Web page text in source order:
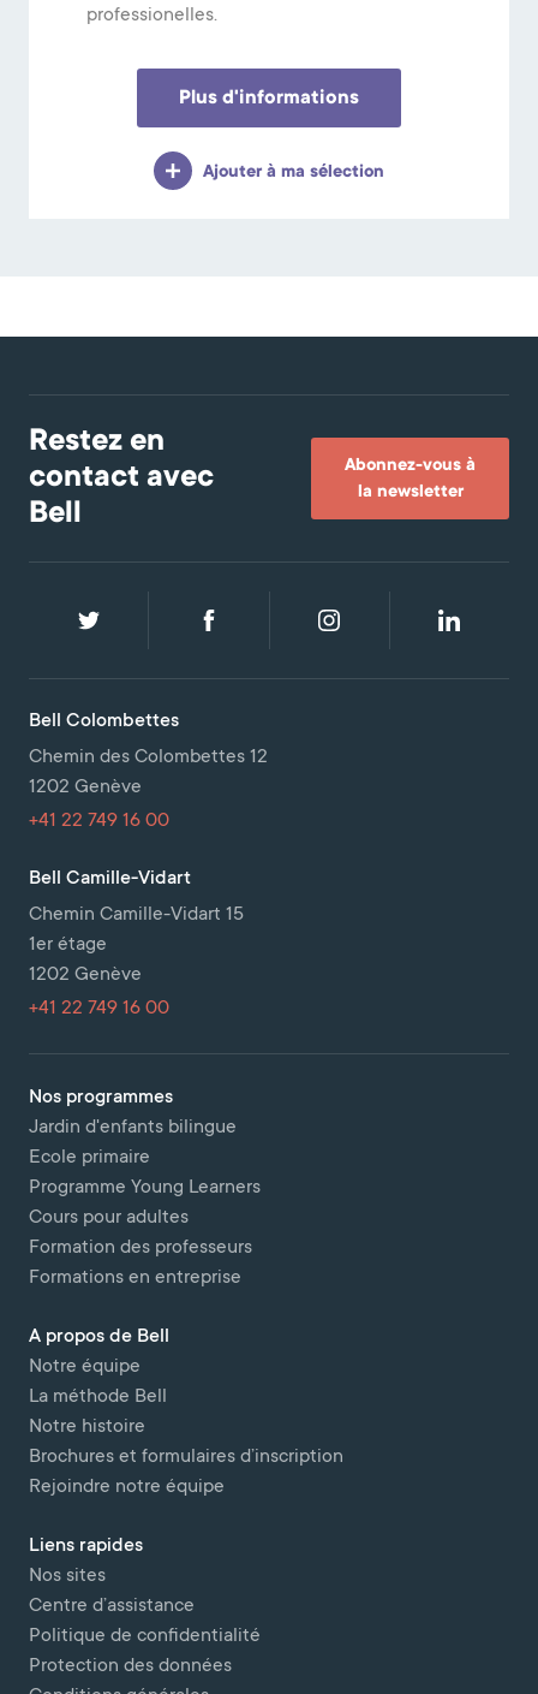
professionelles.
Plus d'informations
Ajouter à ma sélection
Restez en
contact avec
Bell
Abonnez-vous à
la newsletter
Nos programmes
Jardin d'enfants bilingue
Ecole primaire
Programme Young Learners
Cours pour adultes
Formation des professeurs
Formations en entreprise
A propos de Bell
Notre équipe
La méthode Bell
Notre histoire
Brochures et formulaires d’inscription
Rejoindre notre équipe
Liens rapides
Nos sites
Centre d’assistance
Politique de confidentialité
Protection des données
Bell Colombettes
Chemin des Colombettes 12
1202 Genève
+41 22 749 16 00
Bell Camille-Vidart
Chemin Camille-Vidart 15
1er étage
1202 Genève
+41 22 749 16 00